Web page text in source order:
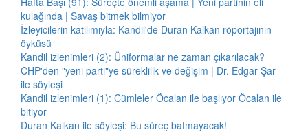
kulağında | Savaş bitmek bilmiyor
İzleyicilerin katılımıyla: Kandil'de Duran Kalkan röportajının
öyküsü
Kandil izlenimleri (2): Üniformalar ne zaman çıkarılacak?
CHP'den "yeni parti"ye süreklilik ve değişim | Dr. Edgar Şar
ile söyleşi
Kandil izlenimleri (1): Cümleler Öcalan ile başlıyor Öcalan ile
bitiyor
Duran Kalkan ile söyleşi: Bu süreç batmayacak!